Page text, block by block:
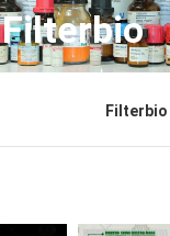
Filterbio
Filterbio